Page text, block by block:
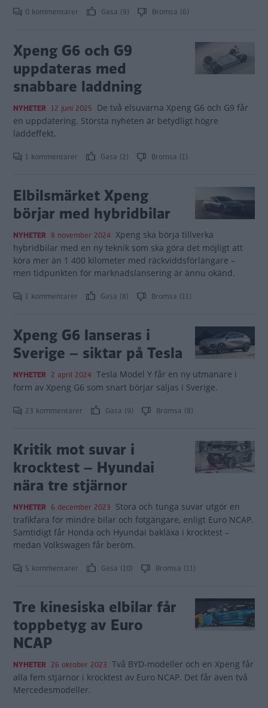
0 kommentarer Gasa (9) Bromsa (6)
Xpeng G6 och G9
uppdateras med
snabbare laddning
NYHETER 12 juni 2025 De två elsuvarna Xpeng G6 och G9 får
en uppdatering. Största nyheten är betydligt högre
laddeffekt.
1 kommentarer Gasa (2) Bromsa (1)
Elbilsmärket Xpeng
börjar med hybridbilar
NYHETER 8 november 2024 Xpeng ska börja tillverka
hybridbilar med en ny teknik som ska göra det möjligt att
köra mer än 1 400 kilometer med räckviddsförlängare –
men tidpunkten för marknadslansering är ännu okänd.
1 kommentarer Gasa (8) Bromsa (11)
Xpeng G6 lanseras i
Sverige – siktar på Tesla
NYHETER 2 april 2024 Tesla Model Y får en ny utmanare i
form av Xpeng G6 som snart börjar säljas i Sverige.
23 kommentarer Gasa (9) Bromsa (8)
Kritik mot suvar i
krocktest – Hyundai
nära tre stjärnor
NYHETER 6 december 2023 Stora och tunga suvar utgör en
trafikfara för mindre bilar och fotgängare, enligt Euro NCAP.
Samtidigt får Honda och Hyundai bakläxa i krocktest –
medan Volkswagen får beröm.
5 kommentarer Gasa (10) Bromsa (11)
Tre kinesiska elbilar får
toppbetyg av Euro
NCAP
NYHETER 26 oktober 2023 Två BYD-modeller och en Xpeng får
alla fem stjärnor i krocktest av Euro NCAP. Det får även två
Mercedesmodeller.